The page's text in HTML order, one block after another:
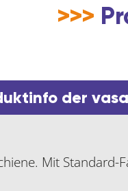
>>>
der
Mit Standard-